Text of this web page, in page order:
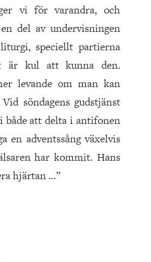
vi för varandra, och
del av undervisningen
speciellt partierna
är kul att kunna den.
levande om man kan
söndagens gudstjänst
både att delta i antifonen
en adventssång växelvis
har kommit. Hans
hjärtan …”